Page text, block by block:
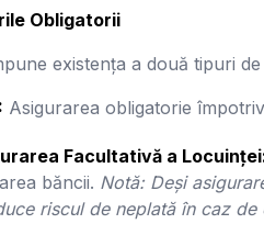
Obligatorii
existența a două tipuri
Asigurarea obligatorie
Facultativă a
băncii. Notă: Deși
riscul de neplată în caz